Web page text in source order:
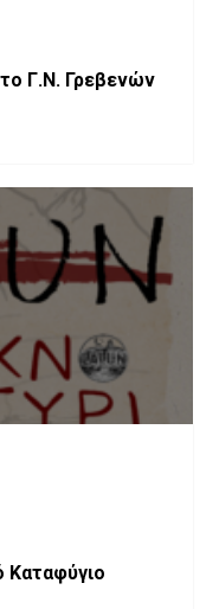
Γ.Ν. Γρεβενών
Καταφύγιο